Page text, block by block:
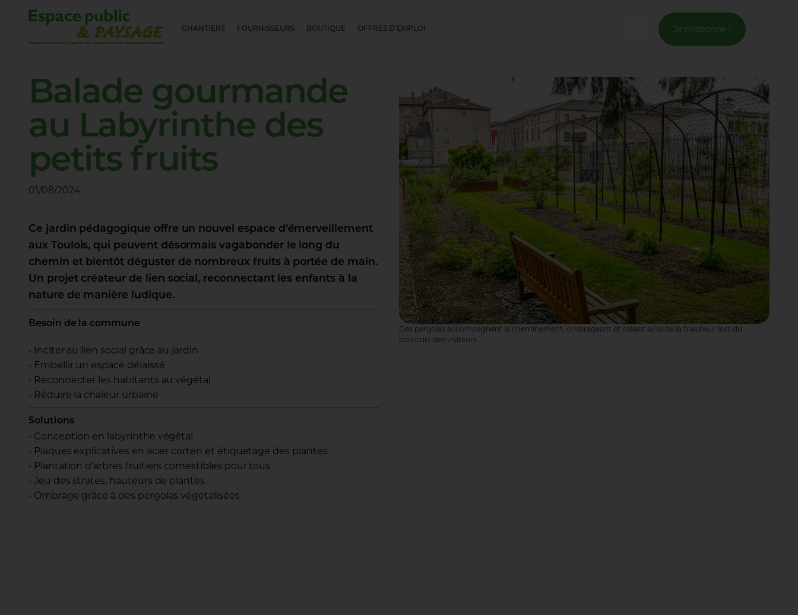
CHANTIERS FOURNISSEURS BOUTIQUE OFFRES D'EMPLOI Je m'abonne !
Email *
Mot de passe *
Mot de passe oublié ?
Valider
Inscription
Balade gourmande
au Labyrinthe des
petits fruits
01/08/2024
Ce jardin pédagogique offre un nouvel espace d’émerveillement
aux Toulois, qui peuvent désormais vagabonder le long du
chemin et bientôt déguster de nombreux fruits à portée de main.
Un projet créateur de lien social, reconnectant les enfants à la
nature de manière ludique.
Besoin de la commune
• Inciter au lien social grâce au jardin
• Embellir un espace délaissé
• Reconnecter les habitants au végétal
• Réduire la chaleur urbaine
Solutions
• Conception en labyrinthe végétal
• Plaques explicatives en acier corten et étiquetage des plantes
• Plantation d’arbres fruitiers comestibles pour tous
• Jeu des strates, hauteurs de plantes
• Ombrage grâce à des pergolas végétalisées
Des pergolas accompagnent le cheminement, ombrageant et créant ainsi de la fraicheur lors du
parcours des visiteurs.
Jean-Baptiste Falcao, Ville de Toul